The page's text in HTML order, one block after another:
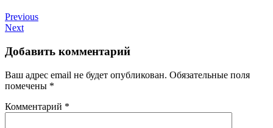
Previous
Next
Добавить комментарий
Ваш адрес email не будет опубликован. Обязательные поля
помечены *
Комментарий *